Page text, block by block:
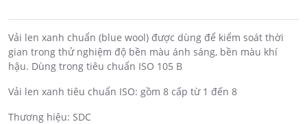
Vải len xanh chuẩn (blue wool) được dùng để kiểm soát thời
gian trong thử nghiệm độ bền màu ánh sáng, bền màu khí
hậu. Dùng trong tiêu chuẩn ISO 105 B
Vải len xanh tiêu chuẩn ISO: gồm 8 cấp từ 1 đến 8
Thương hiệu: SDC